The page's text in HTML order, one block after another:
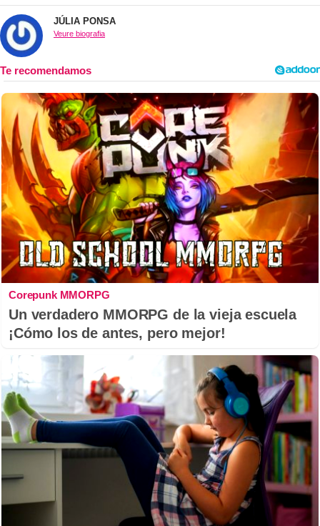
JÚLIA PONSA
Veure biografia
Corepunk MMORPG
Un verdadero MMORPG de la vieja escuela
¡Cómo los de antes, pero mejor!